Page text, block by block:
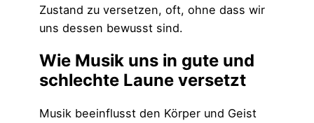
Zustand zu versetzen, oft, ohne dass wir
uns dessen bewusst sind.
Wie Musik uns in gute und
schlechte Laune versetzt
Musik beeinflusst den Körper und Geist